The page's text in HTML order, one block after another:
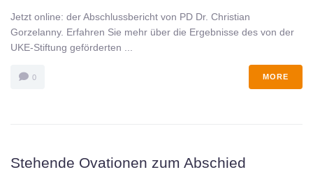
Jetzt online: der Abschlussbericht von PD Dr. Christian
Gorzelanny. Erfahren Sie mehr über die Ergebnisse des von der
UKE-Stiftung geförderten ...
0 MORE
Stehende Ovationen zum Abschied